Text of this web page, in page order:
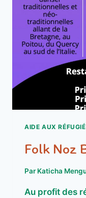
AIDE AUX
Folk Noz
Par Katicha
Au profit des